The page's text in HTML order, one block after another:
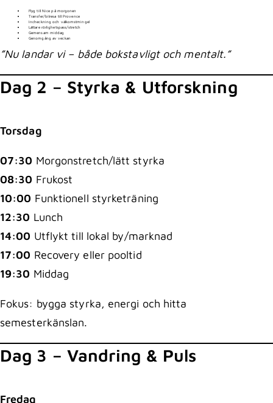
Flyg till Nice på morgonen
Transfer/bilresa till Provence
Incheckning och välkomstmingel
Lättare rörlighetspass/stretch
Gemensam middag
Genomgång av veckan
”Nu landar vi – både bokstavligt och mentalt.”
Dag 2 – Styrka & Utforskning
Torsdag
07:30 Morgonstretch/lätt styrka
08:30 Frukost
10:00 Funktionell styrketräning
12:30 Lunch
14:00 Utflykt till lokal by/marknad
17:00 Recovery eller pooltid
19:30 Middag
Fokus: bygga styrka, energi och hitta
semesterkänslan.
Dag 3 – Vandring & Puls
Fredag